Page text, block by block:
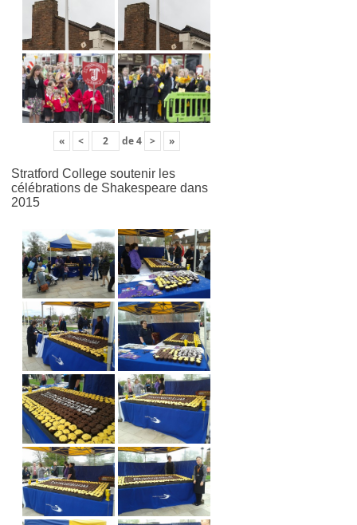
« < de4 > »
Stratford College soutenir les
célébrations de Shakespeare dans
2015